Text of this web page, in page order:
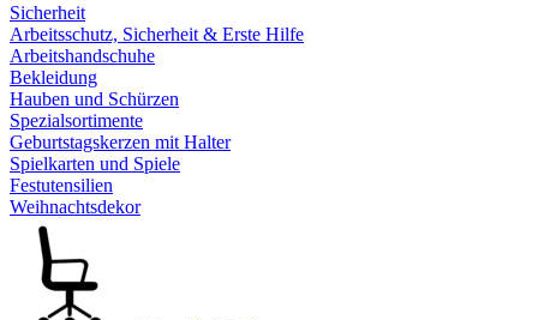
Sicherheit
Arbeitsschutz, Sicherheit & Erste Hilfe
Arbeitshandschuhe
Bekleidung
Hauben und Schürzen
Spezialsortimente
Geburtstagskerzen mit Halter
Spielkarten und Spiele
Festutensilien
Weihnachtsdekor